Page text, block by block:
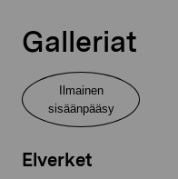
Galleriat
Ilmainen
sisäänpääsy
Elverket